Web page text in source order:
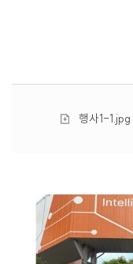
첨
행사1-1.jpg